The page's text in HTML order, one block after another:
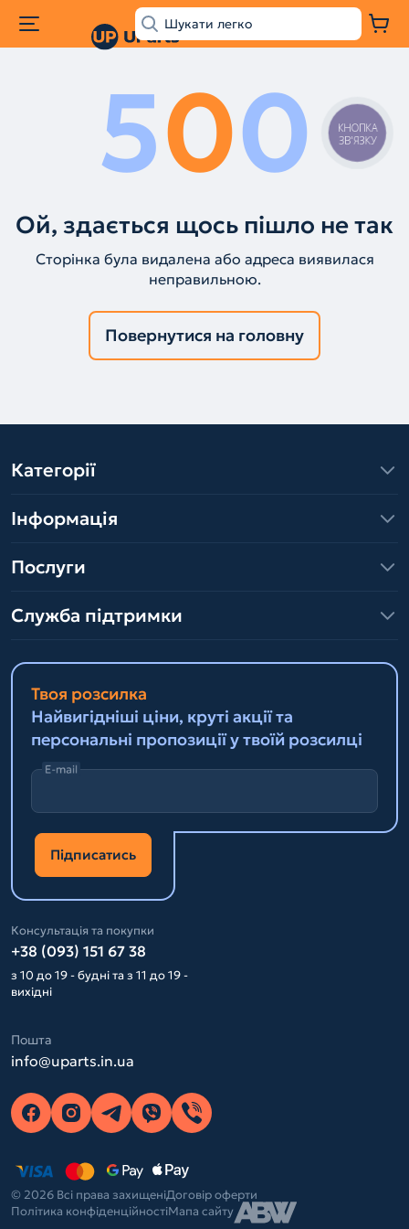
500
Ой, здається щось пішло не так
Сторінка була видалена або адреса виявилася
неправильною.
Повернутися на головну
Категорії
Інформація
Послуги
Служба підтримки
Твоя розсилка
Найвигідніші ціни, круті акції та
персональні пропозиції у твоїй розсилці
E-mail
Підписатись
Консультація та покупки
+38 (093) 151 67 38
з 10 до 19 - будні та з 11 до 19 -
вихідні
Пошта
info@uparts.in.ua
© 2026 Всі права захищеніДоговір оферти
Політика конфіденційностіМапа сайту
КНОПКА
ЗВ'ЯЗКУ